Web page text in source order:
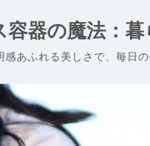
容器の魔法：
感あふれる美しさで、毎日